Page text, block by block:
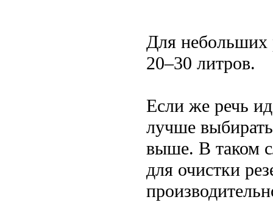
Для небольших
20–30 литров.
Если же речь
лучше
выше. В таком
для очистки